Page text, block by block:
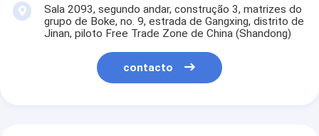
Sala 2093, segundo andar, construção 3, matrizes do
grupo de Boke, no. 9, estrada de Gangxing, distrito de
Jinan, piloto Free Trade Zone de China (Shandong)
contacto